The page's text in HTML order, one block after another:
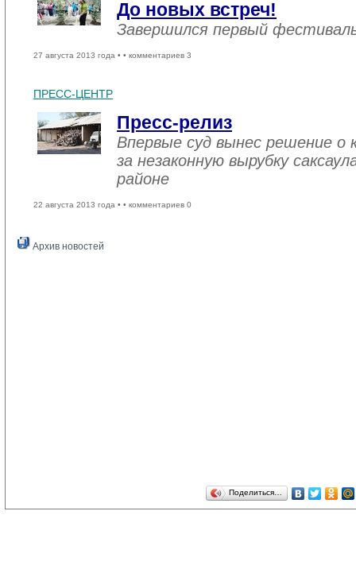
До новых встреч!
Завершился первый
27 августа 2013 года • • комментариев 3
ПРЕСС-ЦЕНТР
Пресс-релиз
Впервые суд вынес решение о
за незаконную вырубку
районе
22 августа 2013 года • • комментариев 0
Архив новостей
Поделиться…